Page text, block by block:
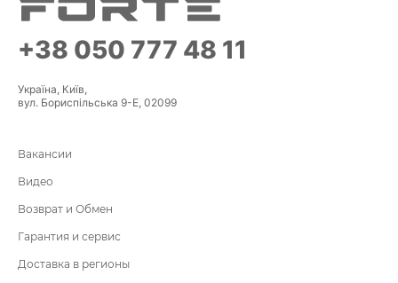
+38 050 777 48 11
Україна, Київ,
вул. Бориспільська 9-Е, 02099
Вакансии
Видео
Возврат и Обмен
Гарантия и сервис
Доставка в регионы